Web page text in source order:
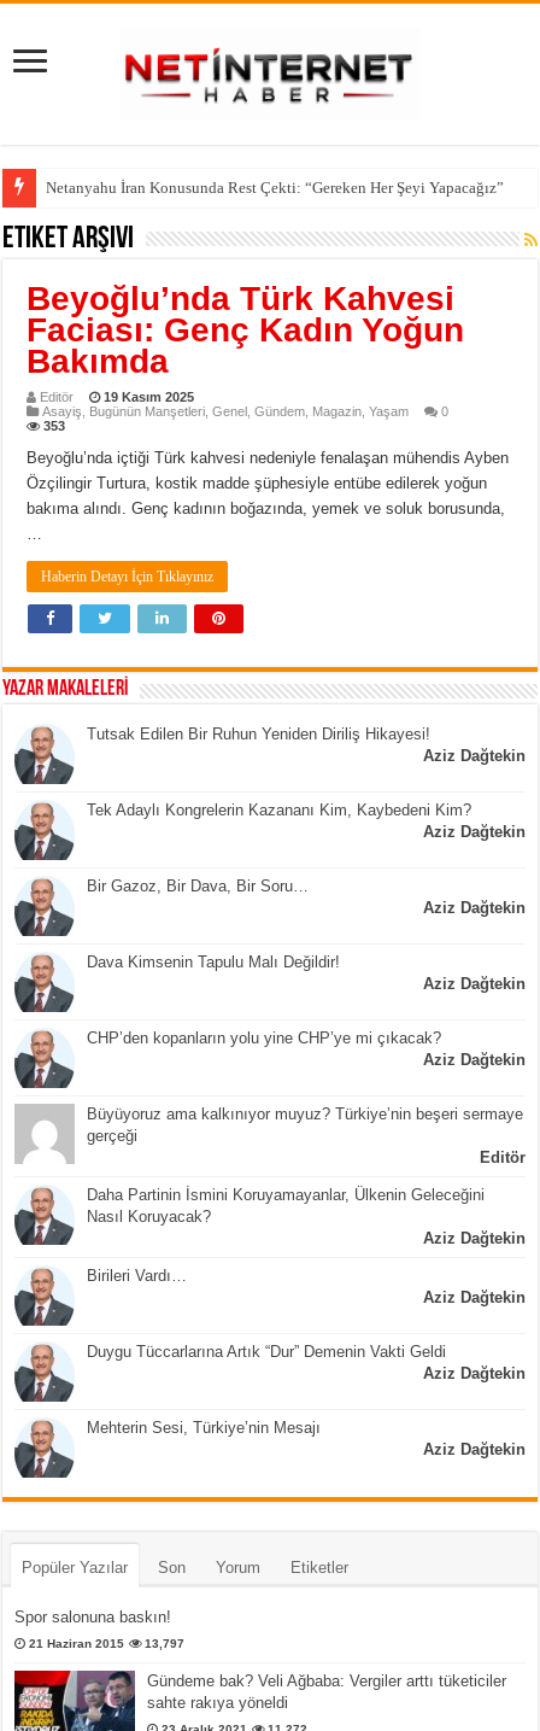
Netanyahu İran Konusunda Rest Çekti: “Gereken Her Şeyi Yapacağız”
Etiket Arşivi
Beyoğlu’nda Türk Kahvesi
Faciası: Genç Kadın Yoğun
Bakımda
Editör
19 Kasım 2025
Asayiş
Bugünün Manşetleri ,Genel ,Gündem Magazin ,Yaşam
0
353
Beyoğlu’nda içtiği Türk kahvesi nedeniyle fenalaşan mühendis Ayben
Özçilingir Turtura, kostik madde şüphesiyle entübe edilerek yoğun
bakıma alındı. Genç kadının boğazında, yemek ve soluk borusunda,
Haberin Detayı İçin Tıklayınız
YAZAR MAKALELERİ
Tutsak Edilen Bir Ruhun Yeniden Diriliş Hikayesi!
Aziz Dağtekin
Tek Adaylı Kongrelerin Kazananı Kim, Kaybedeni Kim?
Aziz Dağtekin
Bir Gazoz, Bir Dava, Bir Soru…
Aziz Dağtekin
Dava Kimsenin Tapulu Malı Değildir!
Aziz Dağtekin
CHP’den kopanların yolu yine CHP’ye mi çıkacak?
Aziz Dağtekin
Büyüyoruz ama kalkınıyor muyuz? Türkiye’nin beşeri sermaye
gerçeği
Editör
Daha Partinin İsmini Koruyamayanlar, Ülkenin Geleceğini
Nasıl Koruyacak?
Aziz Dağtekin
Birileri Vardı…
Aziz Dağtekin
Duygu Tüccarlarına Artık “Dur” Demenin Vakti Geldi
Aziz Dağtekin
Mehterin Sesi, Türkiye’nin Mesajı
Aziz Dağtekin
Popüler Yazılar Son Yorum Etiketler
Spor salonuna baskın!
21 Haziran 2015 13,797
Gündeme bak? Veli Ağbaba: Vergiler arttı tüketiciler
sahte rakıya yöneldi